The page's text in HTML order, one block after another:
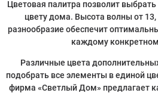
Цветовая палитра позволит
цвету дома. Высота волны от
разнообразие обеспечит
каждому
Различные цвета
подобрать все элементы в единой
фирма «Светлый Дом» предлагает